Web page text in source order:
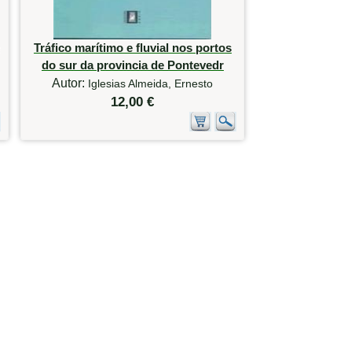
Tráfico marítimo e fluvial nos portos
do sur da provincia de Pontevedr
Autor: Iglesias Almeida, Ernesto
12,00 €